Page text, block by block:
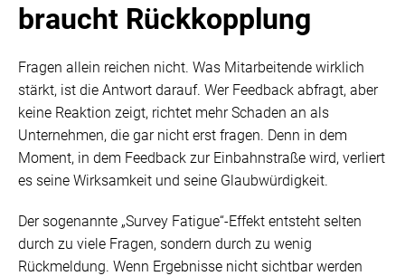
braucht Rückkopplung
Fragen allein reichen nicht. Was Mitarbeitende wirklich
stärkt, ist die Antwort darauf. Wer Feedback abfragt, aber
keine Reaktion zeigt, richtet mehr Schaden an als
Unternehmen, die gar nicht erst fragen. Denn in dem
Moment, in dem Feedback zur Einbahnstraße wird, verliert
es seine Wirksamkeit und seine Glaubwürdigkeit.
Der sogenannte „Survey Fatigue“-Effekt entsteht selten
durch zu viele Fragen, sondern durch zu wenig
Rückmeldung. Wenn Ergebnisse nicht sichtbar werden